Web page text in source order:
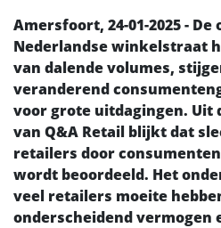
Amersfoort, 24-01-2025 -
Nederlandse winkelstraat
van dalende volumes,
veranderend
voor grote uitdagingen. Uit
van Q&A Retail blijkt dat
retailers door
wordt beoordeeld. Het
veel retailers moeite
onderscheidend vermogen